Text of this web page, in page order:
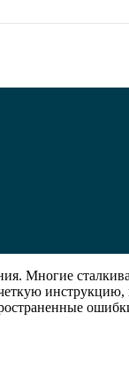
Многие
инструкцию,